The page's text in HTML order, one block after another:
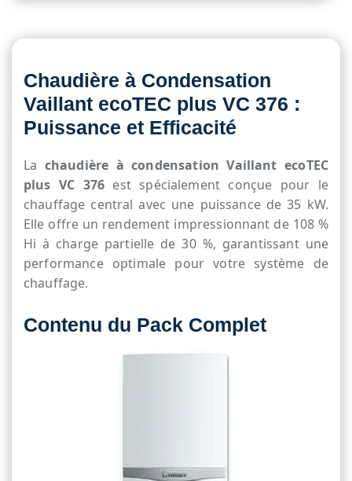
Chaudière à Condensation
Vaillant ecoTEC plus VC 376 :
Puissance et Efficacité
La chaudière à condensation Vaillant ecoTEC
plus VC 376 est spécialement conçue pour le
chauffage central avec une puissance de 35 kW.
Elle offre un rendement impressionnant de 108 %
Hi à charge partielle de 30 %, garantissant une
performance optimale pour votre système de
chauffage.
Contenu du Pack Complet